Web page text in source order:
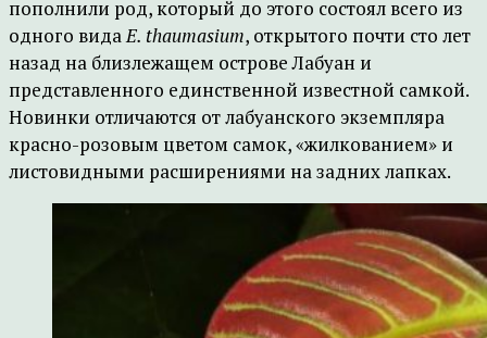
пополнили род, который до этого состоял всего из
одного видаE. thaumasium, открытого почти сто лет
назад на близлежащем острове Лабуан и
представленного единственной известной самкой.
Новинки отличаются от лабуанского экземпляра
красно-розовым цветом самок, «жилкованием» и
листовидными расширениями на задних лапках.